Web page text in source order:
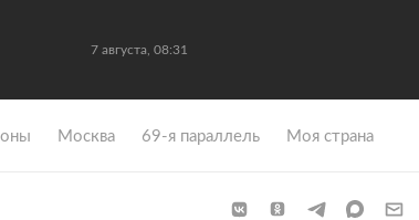
7 августа, 08:31
Москва 69-я параллель Моя страна